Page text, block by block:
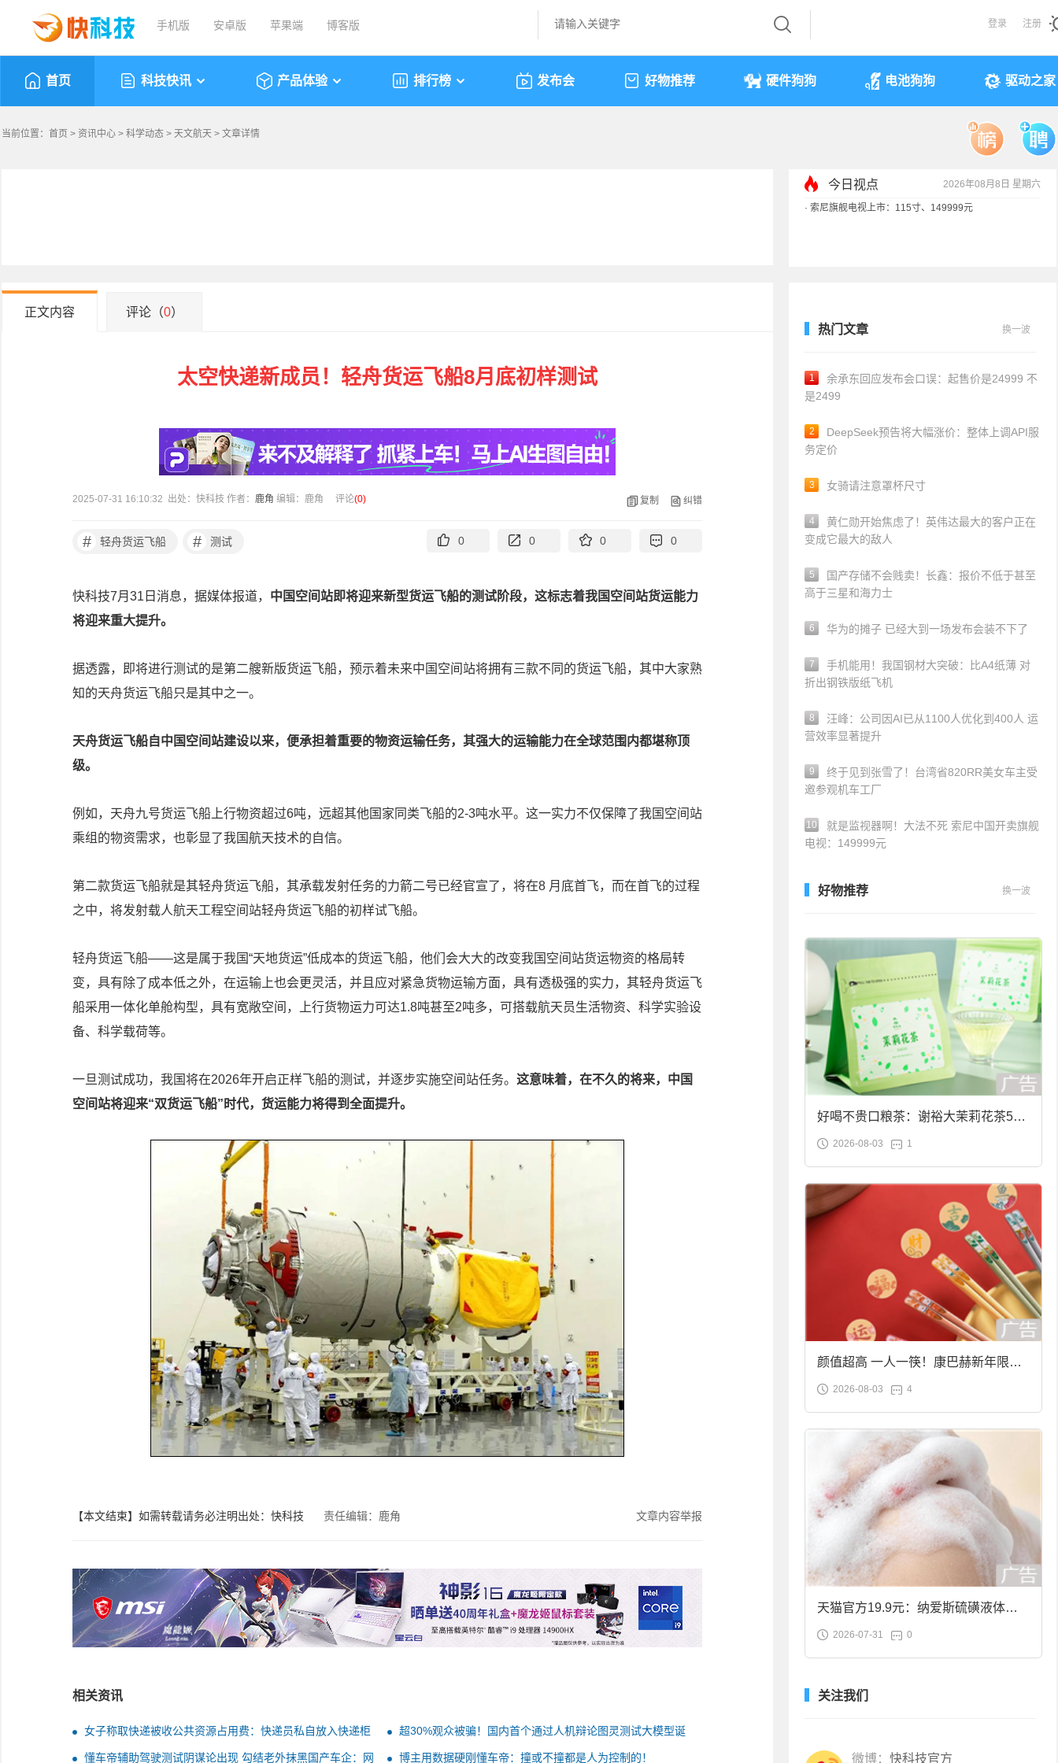
手机版 安卓版 苹果端 博客版 登录 注册
首页 科技快讯 产品体验 排行榜 发布会 好物推荐 硬件狗狗 电池狗狗 驱动之家
当前位置： 首页 > 资讯中心 > 科学动态 > 天文航天 > 文章详情
今日视点 2026年08月8日 星期六
· 索尼旗舰电视上市：115寸、149999元
正文内容 评论（0）
太空快递新成员！轻舟货运飞船8月底初样测试
2025-07-31 16:10:32 出处：快科技 作者： 鹿角 编辑：鹿角 评论(0) 复制 纠错
# 轻舟货运飞船 # 测试 0 0 0 0
快科技7月31日消息，据媒体报道， 中国空间站即将迎来新型货运飞船的测试阶段，这标志着我国空间站货运能力
将迎来重大提升。
据透露，即将进行测试的是第二艘新版货运飞船，预示着未来中国空间站将拥有三款不同的货运飞船，其中大家熟
知的天舟货运飞船只是其中之一。
天舟货运飞船自中国空间站建设以来，便承担着重要的物资运输任务，其强大的运输能力在全球范围内都堪称顶
级。
例如，天舟九号货运飞船上行物资超过6吨，远超其他国家同类飞船的2-3吨水平。这一实力不仅保障了我国空间站
乘组的物资需求，也彰显了我国航天技术的自信。
第二款货运飞船就是其轻舟货运飞船，其承载发射任务的力箭二号已经官宣了，将在8 月底首飞，而在首飞的过程
之中，将发射载人航天工程空间站轻舟货运飞船的初样试飞船。
轻舟货运飞船——这是属于我国“天地货运”低成本的货运飞船，他们会大大的改变我国空间站货运物资的格局转
变，具有除了成本低之外，在运输上也会更灵活，并且应对紧急货物运输方面，具有透极强的实力，其轻舟货运飞
船采用一体化单舱构型，具有宽敞空间，上行货物运力可达1.8吨甚至2吨多，可搭载航天员生活物资、科学实验设
备、科学载荷等。
一旦测试成功，我国将在2026年开启正样飞船的测试，并逐步实施空间站任务。 这意味着，在不久的将来，中国
空间站将迎来“双货运飞船”时代，货运能力将得到全面提升。
【本文结束】如需转载请务必注明出处：快科技 责任编辑：鹿角 文章内容举报
相关资讯
女子称取快递被收公共资源占用费：快递员私自放入快递柜
超30%观众被骗！国内首个通过人机辩论图灵测试大模型诞
懂车帝辅助驾驶测试阴谋论出现 勾结老外抹黑国产车企：网 博主用数据硬刚懂车帝：撞或不撞都是人为控制的！
热门文章 换一波
1
余承东回应发布会口误：起售价是24999 不
是2499
2
DeepSeek预告将大幅涨价：整体上调API服
务定价
3 女骑请注意罩杯尺寸
4
黄仁勋开始焦虑了！英伟达最大的客户正在
变成它最大的敌人
5
国产存储不会贱卖！长鑫：报价不低于甚至
高于三星和海力士
6 华为的摊子 已经大到一场发布会装不下了
7
手机能用！我国钢材大突破：比A4纸薄 对
折出钢铁版纸飞机
8
汪峰：公司因AI已从1100人优化到400人 运
营效率显著提升
9
终于见到张雪了！台湾省820RR美女车主受
邀参观机车工厂
10
就是监视器啊！大法不死 索尼中国开卖旗舰
电视：149999元
好物推荐 换一波
好喝不贵口粮茶：谢裕大茉莉花茶50g
袋装9.9元到手
2026-08-03 1
颜值超高 一人一筷！康巴赫新年限定
合金筷子大促：19.9元
2026-08-03 4
天猫官方19.9元：纳爱斯硫磺液体香
皂2斤大促
2026-07-31 0
关注我们
微博： 快科技官方